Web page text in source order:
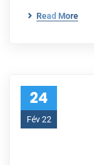
Read More
24
Fév 22